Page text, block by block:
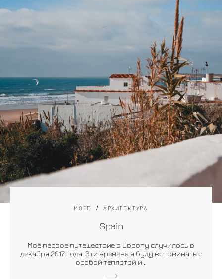
МОРЕ АРХИТЕКТУРА
Spain
Моё первое путешествие в Европу случилось в
декабря 2017 года. Эти времена я буду вспоминать с
особой теплотой и...